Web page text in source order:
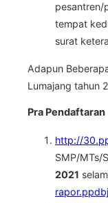
pesantren/
tempat
surat
Adapun
Lumajang tahun
Pra Pendaftaran
http://
SMP/MTs/
2021